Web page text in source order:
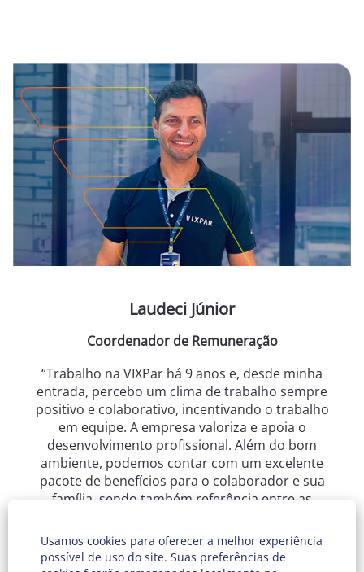
Usamos cookies para oferecer a melhor experiência
possível de uso do site. Suas preferências de
Laudeci Júnior
Coordenador de Remuneração
“Trabalho na VIXPar há 9 anos e, desde minha
entrada, percebo um clima de trabalho sempre
positivo e colaborativo, incentivando o trabalho
em equipe. A empresa valoriza e apoia o
desenvolvimento profissional. Além do bom
ambiente, podemos contar com um excelente
pacote de benefícios para o colaborador e sua
família, sendo também referência entre as